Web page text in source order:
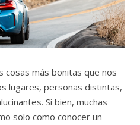
cosas más bonitas que nos
lugares, personas distintas,
Si bien, muchas
solo como conocer un